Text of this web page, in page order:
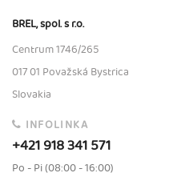
BREL, spol. s r.o.
Centrum 1746/265
017 01 Považská Bystrica
Slovakia
INFOLINKA
+421 918 341 571
Po - Pi (08:00 - 16:00)